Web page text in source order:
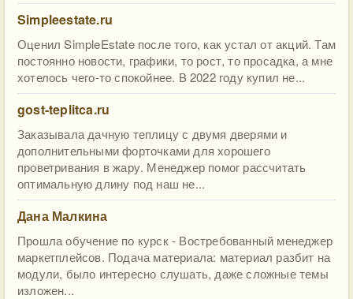
Simpleestate.ru
Оценил SimpleEstate после того, как устал от акций. Там
постоянно новости, графики, то рост, то просадка, а мне
хотелось чего-то спокойнее. В 2022 году купил не...
gost-teplitca.ru
Заказывала дачную теплицу с двумя дверями и
дополнительными форточками для хорошего
проветривания в жару. Менеджер помог рассчитать
оптимальную длину под наш не...
Дана Малкина
Прошла обучение по курск - Востребованный менеджер
маркетплейсов. Подача материала: материал разбит на
модули, было интересно слушать, даже сложные темы
изложен...